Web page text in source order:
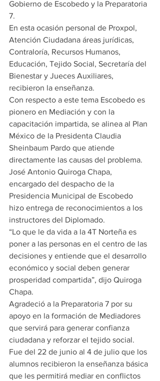
Gobierno de Escobedo y la Preparatoria
7.
En esta ocasión personal de Proxpol,
Atención Ciudadana áreas jurídicas,
Contraloría, Recursos Humanos,
Educación, Tejido Social, Secretaría del
Bienestar y Jueces Auxiliares,
recibieron la enseñanza.
Con respecto a este tema Escobedo es
pionero en Mediación y con la
capacitación impartida, se alinea al Plan
México de la Presidenta Claudia
Sheinbaum Pardo que atiende
directamente las causas del problema.
José Antonio Quiroga Chapa,
encargado del despacho de la
Presidencia Municipal de Escobedo
hizo entrega de reconocimientos a los
instructores del Diplomado.
“Lo que le da vida a la 4T Norteña es
poner a las personas en el centro de las
decisiones y entiende que el desarrollo
económico y social deben generar
prosperidad compartida”, dijo Quiroga
Chapa.
Agradeció a la Preparatoria 7 por su
apoyo en la formación de Mediadores
que servirá para generar confianza
ciudadana y reforzar el tejido social.
Fue del 22 de junio al 4 de julio que los
alumnos recibieron la enseñanza básica
que les permitirá mediar en conflictos